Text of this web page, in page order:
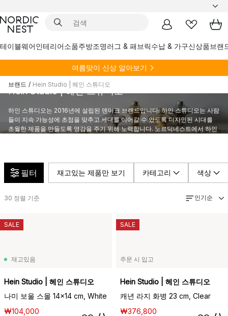
테이블웨어인테리어소품주방조명러그 & 패브릭수납 & 가구신상품브랜
여름맞이 신상 알아보기
브랜드 / Hein Studio | 헤인 스튜디오
Hein Studio | 헤인 스튜디오
하인 스튜디오는 2016년에 설립된 덴마크 브랜드입니다. 하인 스튜디오는 사람
들이 지속 가능성에 초점을 맞추고 세대를 이어갈 수 있도록 디자인된 시대를
초월한 제품을 만들도록 영감을 주기 위해 노력합니다. 노르딕네스트에서 하인
필터 재고있는 제품만 보기 카테고리 색상
30 정렬 기준 인기순
재고있음
Hein Studio | 헤인 스튜디오
나미 보울 스몰 14x14 cm, White
₩104,000
SALE
주문 시 입고
Hein Studio | 헤인 스튜디오
캐년 라지 화병 23 cm, Clear
₩376,800
SALE